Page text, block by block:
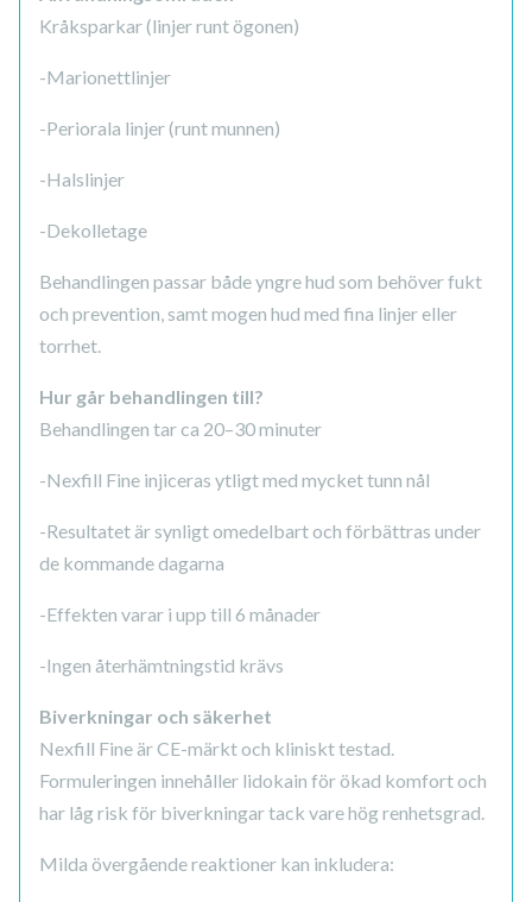
Kråksparkar (linjer runt ögonen)
-Marionettlinjer
-Periorala linjer (runt munnen)
-Halslinjer
-Dekolletage
Behandlingen passar både yngre hud som behöver fukt
och prevention, samt mogen hud med fina linjer eller
torrhet.
Hur går behandlingen till?
Behandlingen tar ca 20–30 minuter
-Nexfill Fine injiceras ytligt med mycket tunn nål
-Resultatet är synligt omedelbart och förbättras under
de kommande dagarna
-Effekten varar i upp till 6 månader
-Ingen återhämtningstid krävs
Biverkningar och säkerhet
Nexfill Fine är CE-märkt och kliniskt testad.
Formuleringen innehåller lidokain för ökad komfort och
har låg risk för biverkningar tack vare hög renhetsgrad.
Milda övergående reaktioner kan inkludera: